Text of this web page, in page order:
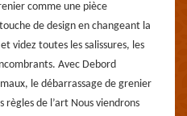
comme une pièce
de design en changeant la
videz toutes les salissures, les
Avec Debord
le débarrassage de grenier
règles de l’art Nous viendrons